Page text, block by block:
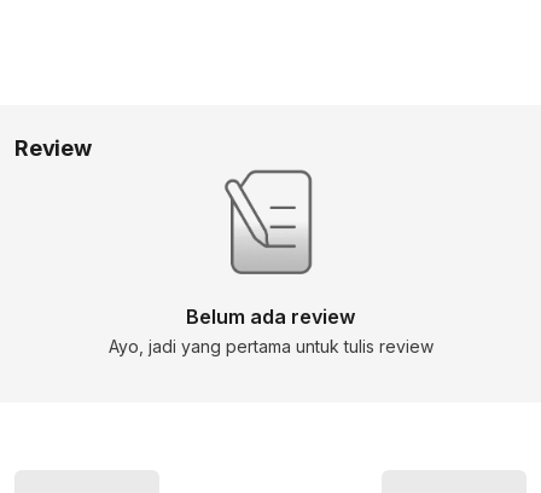
Review
Belum ada review
Ayo, jadi yang pertama untuk tulis review